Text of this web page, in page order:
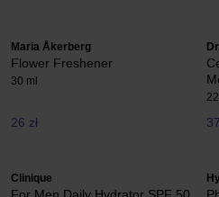
Maria Åkerberg
Flower Freshener
30 ml
26 zł
Clinique
For Men Daily Hydrator SPF 50